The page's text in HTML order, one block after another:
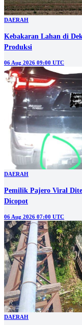
DAERAH
Kebakaran Lahan di
Produksi
06 Aug 2026 09:00 UTC
DAERAH
Pemilik Pajero Viral
Dicopot
06 Aug 2026 07:00 UTC
DAERAH